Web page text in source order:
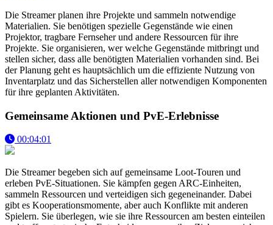
Die Streamer planen ihre Projekte und sammeln notwendige
Materialien. Sie benötigen spezielle Gegenstände wie einen
Projektor, tragbare Fernseher und andere Ressourcen für ihre
Projekte. Sie organisieren, wer welche Gegenstände mitbringt und
stellen sicher, dass alle benötigten Materialien vorhanden sind. Bei
der Planung geht es hauptsächlich um die effiziente Nutzung von
Inventarplatz und das Sicherstellen aller notwendigen Komponenten
für ihre geplanten Aktivitäten.
Gemeinsame Aktionen und PvE-Erlebnisse
00:04:01
Die Streamer begeben sich auf gemeinsame Loot-Touren und
erleben PvE-Situationen. Sie kämpfen gegen ARC-Einheiten,
sammeln Ressourcen und verteidigen sich gegeneinander. Dabei
gibt es Kooperationsmomente, aber auch Konflikte mit anderen
Spielern. Sie überlegen, wie sie ihre Ressourcen am besten einteilen